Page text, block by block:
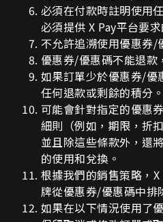
必須在付款時註明使用
必須提供X Pay平台要
不允許追溯使用優惠券/
優惠券/優惠碼不能退款
如果訂單少於優惠券/優
任何退款或剩餘的積分。
可能會針對指定的優惠券
細則（例如，期限，折
並且除這些條款外，還
的使用和兌換。
根據我們的銷售策略，
牌從優惠券/優惠碼中排
如果在以下情況使用了